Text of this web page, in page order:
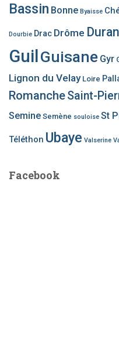
Bassin Bonne Byaisse
Dourbie Drac Drôme
Guil Guisane Gyr
Lignon du Velay Loire
RomancheSaint-
Semine Semène souloise St
Téléthon Ubaye Valserine
Facebook